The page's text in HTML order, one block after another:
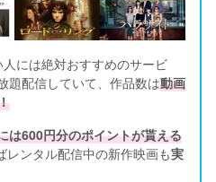
には絶対おすすめのサービ
題配信していて、作品数は動画
は600円分のポイントが貰える
ンタル配信中の新作映画も実